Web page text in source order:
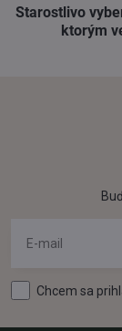
Starostlivo
ktorým
Chcem sa